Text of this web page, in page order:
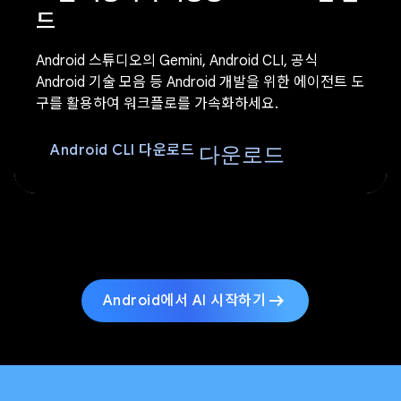
드
Android 스튜디오의 Gemini, Android CLI, 공식
Android 기술 모음 등 Android 개발을 위한 에이전트 도
구를 활용하여 워크플로를 가속화하세요.
Android CLI 다운로드 다운로드
Android에서 AI 시작하기 arrow_right_alt